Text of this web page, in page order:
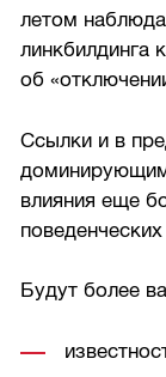
летом
линкбилдинга
об
Ссылки и в
влияния еще
Будут более